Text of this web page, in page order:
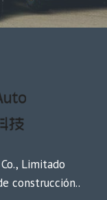
Limitado
construcción..